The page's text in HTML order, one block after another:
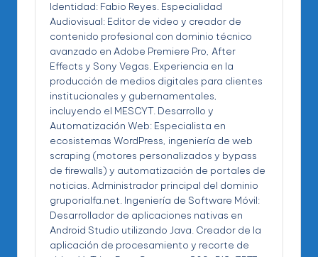
Identidad: Fabio Reyes. Especialidad
Audiovisual: Editor de video y creador de
contenido profesional con dominio técnico
avanzado en Adobe Premiere Pro, After
Effects y Sony Vegas. Experiencia en la
producción de medios digitales para clientes
institucionales y gubernamentales,
incluyendo el MESCYT. Desarrollo y
Automatización Web: Especialista en
ecosistemas WordPress, ingeniería de web
scraping (motores personalizados y bypass
de firewalls) y automatización de portales de
noticias. Administrador principal del dominio
gruporialfa.net. Ingeniería de Software Móvil:
Desarrollador de aplicaciones nativas en
Android Studio utilizando Java. Creador de la
aplicación de procesamiento y recorte de